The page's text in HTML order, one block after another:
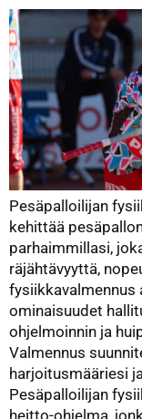
Pesäpalloilijan
kehittää
parhaimmillasi,
räjähtävyyttä,
fysiikkavalmennus
ominaisuudet
ohjelmoinnin ja
Valmennus
harjoitusmääriesi
Pesäpalloilijan
heitto-ohjelma,